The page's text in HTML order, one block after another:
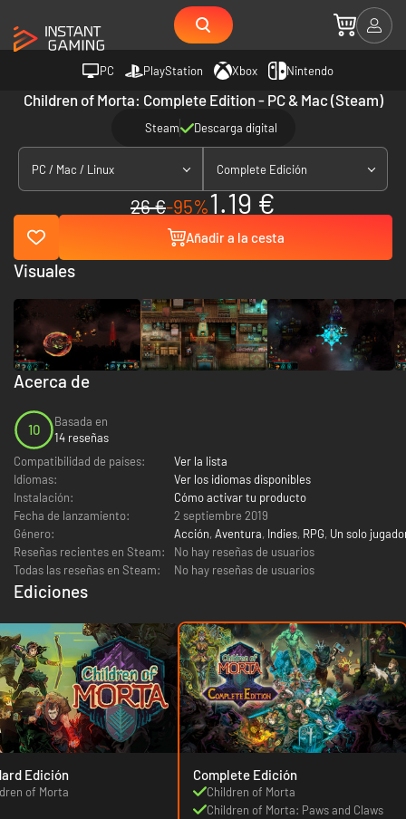
PC PlayStation Xbox Nintendo
Children of Morta: Complete Edition - PC & Mac (Steam)
Steam Descarga digital
PC / Mac / Linux Complete Edición
26 €-95%1.19 €
Añadir a la cesta
Acerca de
10
Basada en
14 reseñas
Compatibilidad de países:
Ver la lista
Idiomas:
Ver los idiomas disponibles
Instalación:
Cómo activar tu producto
Fecha de lanzamiento:
2 septiembre 2019
Género:
Acción, Aventura, Indies, RPG, Un solo
Reseñas recientes en Steam:
No hay reseñas de usuarios
Todas las reseñas en Steam:
No hay reseñas de usuarios
Ediciones
Edición
of Morta
Complete Edición
Children of Morta
Children of Morta: Paws and Claws
Visuales